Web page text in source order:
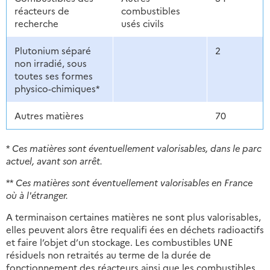
réacteurs de
recherche
combustibles
usés civils
Plutonium séparé
non irradié, sous
toutes ses formes
physico-chimiques*
2
Autres matières 70
* Ces matières sont éventuellement valorisables, dans le parc
actuel, avant son arrêt.
** Ces matières sont éventuellement valorisables en France
où à l'étranger.
A terminaison certaines matières ne sont plus valorisables,
elles peuvent alors être requalifi ées en déchets radioactifs
et faire l’objet d’un stockage. Les combustibles UNE
résiduels non retraités au terme de la durée de
fonctionnement des réacteurs ainsi que les combustibles